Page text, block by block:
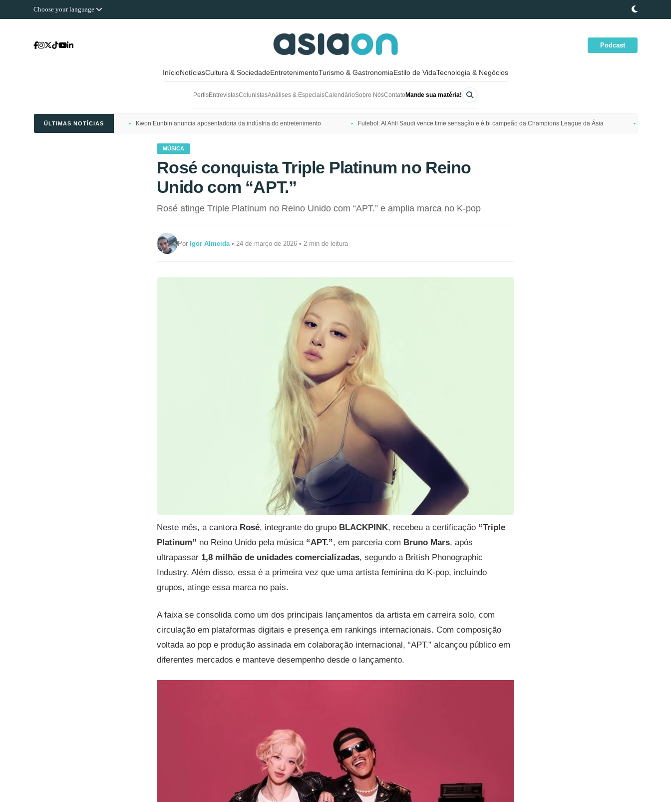
Choose your language
Podcast
InícioNotíciasCultura & SociedadeEntretenimentoTurismo & GastronomiaEstilo de VidaTecnologia & Negócios
PerfisEntrevistasColunistasAnálises & EspeciaisCalendárioSobre NósContato Mande sua matéria!
ÚLTIMAS NOTÍCIAS Kwon Eunbin anuncia aposentadoria da indústria do entretenimento Futebol: Al Ahli Saudi vence time sensação e é bi campeão da Champions League da Ásia
MÚSICA
Rosé conquista Triple Platinum no Reino
Unido com “APT.”
Rosé atinge Triple Platinum no Reino Unido com “APT.” e amplia marca no K-pop
PorIgor Almeida • 24 de março de 2026 • 2 min de leitura
Neste mês, a cantora Rosé, integrante do grupo BLACKPINK, recebeu a certificação “Triple
Platinum” no Reino Unido pela música “APT.”, em parceria com Bruno Mars, após
ultrapassar 1,8 milhão de unidades comercializadas, segundo a British Phonographic
Industry. Além disso, essa é a primeira vez que uma artista feminina do K-pop, incluindo
grupos, atinge essa marca no país.
A faixa se consolida como um dos principais lançamentos da artista em carreira solo, com
circulação em plataformas digitais e presença em rankings internacionais. Com composição
voltada ao pop e produção assinada em colaboração internacional, “APT.” alcançou público em
diferentes mercados e manteve desempenho desde o lançamento.